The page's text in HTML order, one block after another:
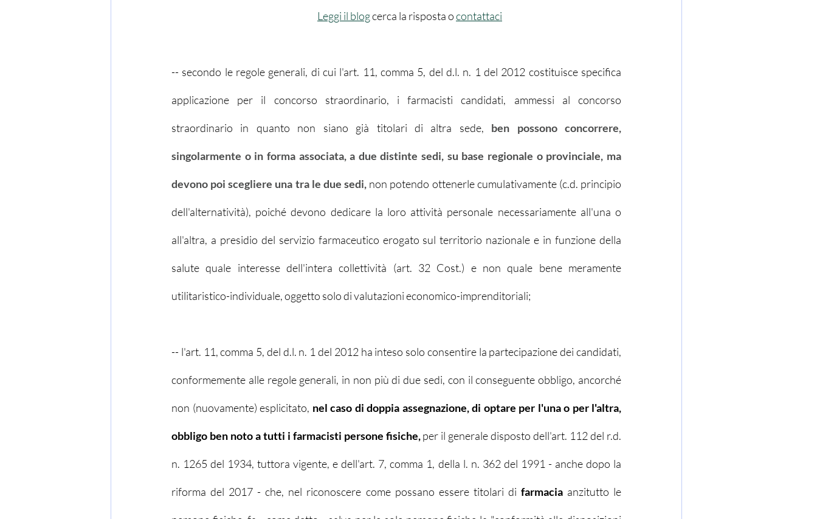
Leggi il blog cerca la risposta o contattaci
-- secondo le regole generali, di cui l'art. 11, comma 5, del d.l. n. 1 del 2012 costituisce specifica
applicazione per il concorso straordinario, i farmacisti candidati, ammessi al concorso
straordinario in quanto non siano già titolari di altra sede, ben possono concorrere,
singolarmente o in forma associata, a due distinte sedi, su base regionale o provinciale, ma
devono poi scegliere una tra le due sedi, non potendo ottenerle cumulativamente (c.d. principio
dell'alternatività), poiché devono dedicare la loro attività personale necessariamente all'una o
all'altra, a presidio del servizio farmaceutico erogato sul territorio nazionale e in funzione della
salute quale interesse dell'intera collettività (art. 32 Cost.) e non quale bene meramente
utilitaristico-individuale, oggetto solo di valutazioni economico-imprenditoriali;
-- l'art. 11, comma 5, del d.l. n. 1 del 2012 ha inteso solo consentire la partecipazione dei candidati,
conformemente alle regole generali, in non più di due sedi, con il conseguente obbligo, ancorché
non (nuovamente) esplicitato, nel caso di doppia assegnazione, di optare per l'una o per l'altra,
obbligo ben noto a tutti i farmacisti persone fisiche, per il generale disposto dell'art. 112 del r.d.
n. 1265 del 1934, tuttora vigente, e dell'art. 7, comma 1, della l. n. 362 del 1991 - anche dopo la
riforma del 2017 - che, nel riconoscere come possano essere titolari di farmacia anzitutto le